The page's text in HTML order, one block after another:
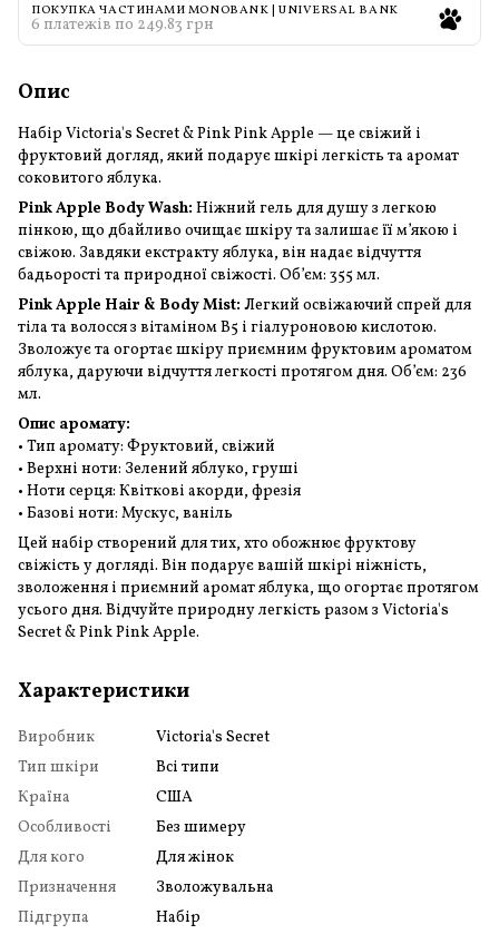
ПОКУПКА ЧАСТИНАМИ MONOBANK | UNIVERSAL BANK
6 платежів по 249.83 грн
Опис
Набір Victoria's Secret & Pink Pink Apple — це свіжий і
фруктовий догляд, який подарує шкірі легкість та аромат
соковитого яблука.
Pink Apple Body Wash: Ніжний гель для душу з легкою
пінкою, що дбайливо очищає шкіру та залишає її м’якою і
свіжою. Завдяки екстракту яблука, він надає відчуття
бадьорості та природної свіжості. Об’єм: 355 мл.
Pink Apple Hair & Body Mist: Легкий освіжаючий спрей для
тіла та волосся з вітаміном B5 і гіалуроновою кислотою.
Зволожує та огортає шкіру приємним фруктовим ароматом
яблука, даруючи відчуття легкості протягом дня. Об’єм: 236
мл.
Опис аромату:
• Тип аромату: Фруктовий, свіжий
• Верхні ноти: Зелений яблуко, груші
• Ноти серця: Квіткові акорди, фрезія
• Базові ноти: Мускус, ваніль
Цей набір створений для тих, хто обожнює фруктову
свіжість у догляді. Він подарує вашій шкірі ніжність,
зволоження і приємний аромат яблука, що огортає протягом
усього дня. Відчуйте природну легкість разом з Victoria's
Secret & Pink Pink Apple.
Характеристики
Виробник
Victoria's Secret
Тип шкіри
Всі типи
Країна
США
Особливості
Без шимеру
Для кого
Для жінок
Призначення
Зволожувальна
Підгрупа
Набір